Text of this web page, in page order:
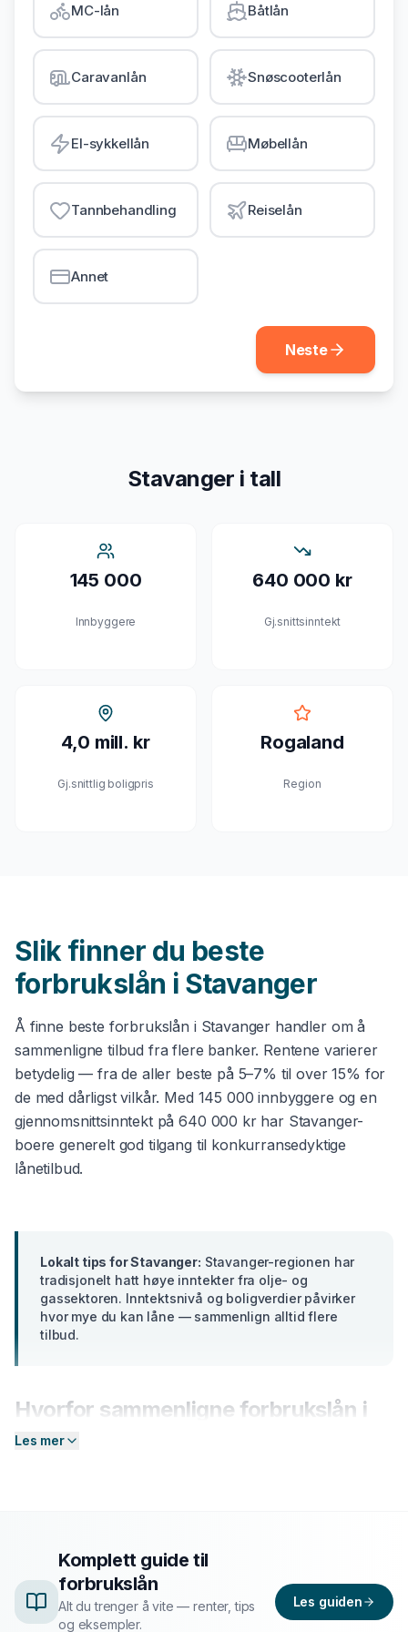
Gjeldsordning
Inkassohjelp
LÅN & KREDITT
Smålån
Lån uten sikkerhet
Kredittkort
Lån på dagen
MC-lån Båtlån
Caravanlån Snøscooterlån
El-sykkellån Møbellån
Tannbehandling Reiselån
Annet
Neste
Stavanger i tall
145 000
Innbyggere
640 000 kr
Gj.snittsinntekt
4,0 mill. kr
Gj.snittlig boligpris
Rogaland
Region
Slik finner du beste
forbrukslån i Stavanger
Å finne beste forbrukslån i Stavanger handler om å
sammenligne tilbud fra flere banker. Rentene varierer
betydelig — fra de aller beste på 5–7% til over 15% for
de med dårligst vilkår. Med 145 000 innbyggere og en
gjennomsnittsinntekt på640 000 krhar Stavanger-
boere generelt god tilgang til konkurransedyktige
lånetilbud.
Lokalt tips forStavanger: Stavanger-regionen har
tradisjonelt hatt høye inntekter fra olje- og
gassektoren. Inntektsnivå og boligverdier påvirker
hvor mye du kan låne — sammenlign alltid flere
tilbud.
Hvorfor sammenligne forbrukslån i
Stavanger
sender du én forespørsel — så hjelper vi deg å
sammenligne aktuelle tilbud og finne det som passer
deg best.
Les mer
Komplett guide til
forbrukslån
Alt du trenger å vite — renter, tips
og eksempler.
Les guiden